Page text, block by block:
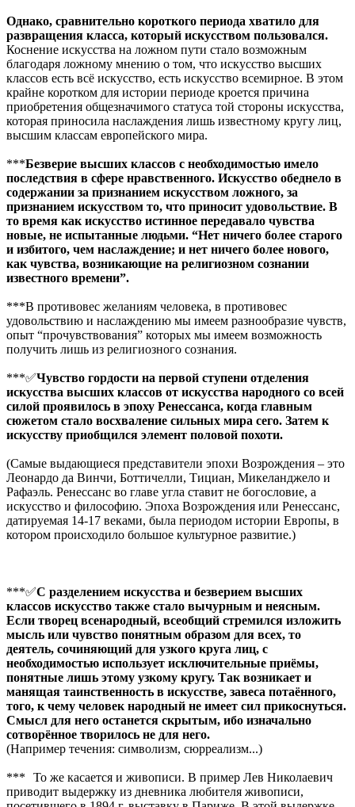
Однако, сравнительно короткого периода хватило для
развращения класса, который искусством пользовался.
Коснение искусства на ложном пути стало возможным
благодаря ложному мнению о том, что искусство высших
классов есть всё искусство, есть искусство всемирное. В этом
крайне коротком для истории периоде кроется причина
приобретения общезначимого статуса той стороны искусства,
которая приносила наслаждения лишь известному кругу лиц,
высшим классам европейского мира.
***Безверие высших классов с необходимостью имело
последствия в сфере нравственного. Искусство обеднело в
содержании за признанием искусством ложного, за
признанием искусством то, что приносит удовольствие. В
то время как искусство истинное передавало чувства
новые, не испытанные людьми. “Нет ничего более старого
и избитого, чем наслаждение; и нет ничего более нового,
как чувства, возникающие на религиозном сознании
известного времени”.
***В противовес желаниям человека, в противовес
удовольствию и наслаждению мы имеем разнообразие чувств,
опыт “прочувствования” которых мы имеем возможность
получить лишь из религиозного сознания.
***✅Чувство гордости на первой ступени отделения
искусства высших классов от искусства народного со всей
силой проявилось в эпоху Ренессанса, когда главным
сюжетом стало восхваление сильных мира сего. Затем к
искусству приобщился элемент половой похоти.
(Самые выдающиеся представители эпохи Возрождения – это
Леонардо да Винчи, Боттичелли, Тициан, Микеланджело и
Рафаэль. Ренессанс во главе угла ставит не богословие, а
искусство и философию. Эпоха Возрождения или Ренессанс,
датируемая 14-17 веками, была периодом истории Европы, в
котором происходило большое культурное развитие.)
***✅С разделением искусства и безверием высших
классов искусство также стало вычурным и неясным.
Если творец всенародный, всеобщий стремился изложить
мысль или чувство понятным образом для всех, то
деятель, сочиняющий для узкого круга лиц, с
необходимостью использует исключительные приёмы,
понятные лишь этому узкому кругу. Так возникает и
манящая таинственность в искусстве, завеса потаённого,
того, к чему человек народный не имеет сил прикоснуться.
Смысл для него останется скрытым, ибо изначально
сотворённое творилось не для него.
(Например течения: символизм, сюрреализм...)
***
То же касается и живописи. В пример Лев Николаевич
приводит выдержку из дневника любителя живописи,